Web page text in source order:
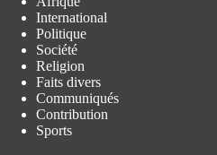
International
Politique
Société
Religion
Faits divers
Communiqués
Contribution
Sports